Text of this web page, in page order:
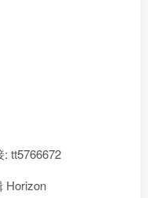
tt5766672
Horizon